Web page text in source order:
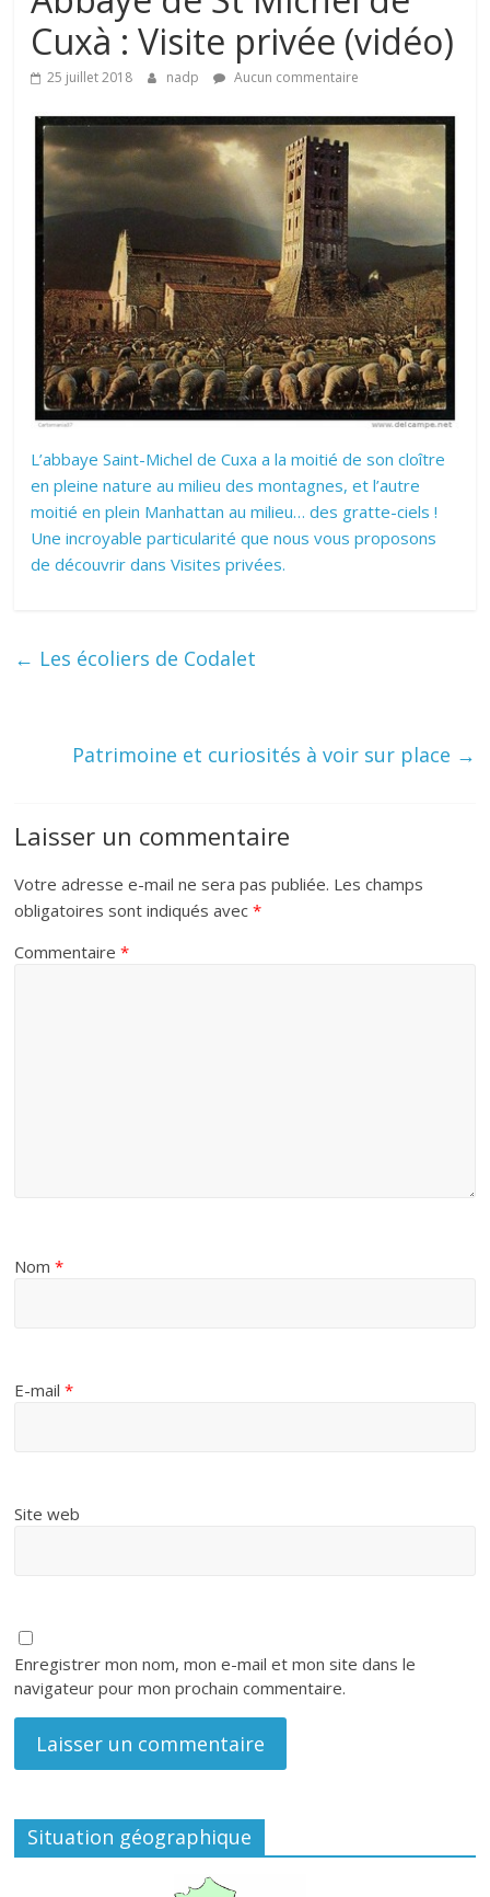
Cuxà : Visite privée (vidéo)
25 juillet 2018 nadp Aucun commentaire
L’abbaye Saint-Michel de Cuxa a la moitié de son cloître
en pleine nature au milieu des montagnes, et l’autre
moitié en plein Manhattan au milieu… des gratte-ciels !
Une incroyable particularité que nous vous proposons
de découvrir dans Visites privées.
← Les écoliers de Codalet
Patrimoine et curiosités à voir sur place →
Laisser un commentaire
Votre adresse e-mail ne sera pas publiée. Les champs
obligatoires sont indiqués avec*
Commentaire*
Nom*
E-mail*
Site web
Enregistrer mon nom, mon e-mail et mon site dans le
navigateur pour mon prochain commentaire.
Situation géographique